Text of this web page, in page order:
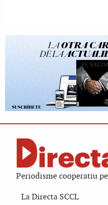
Periodisme cooperatiu
La Directa SCCL